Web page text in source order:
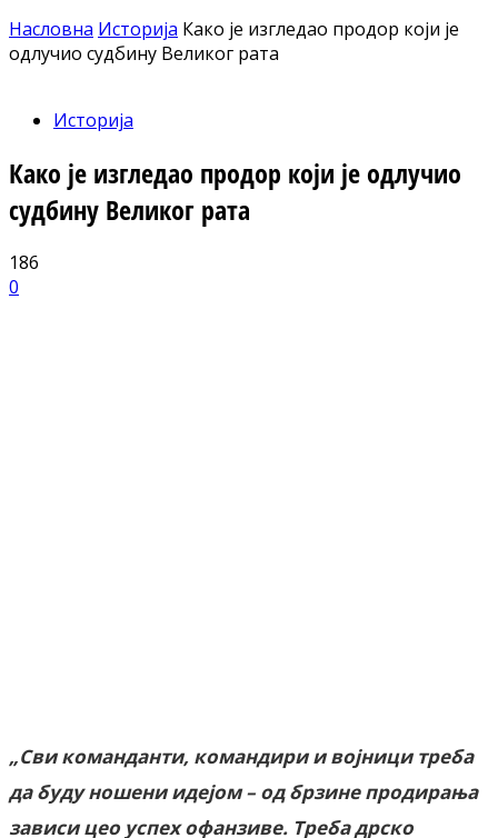
Насловна Историја Како је изгледао продор који је
одлучио судбину Великог рата
Историја
Како је изгледао продор који је одлучио
судбину Великог рата
186
0
„Сви команданти, командири и војници треба
да буду ношени идејом – од брзине продирања
зависи цео успех офанзиве. Треба дрско